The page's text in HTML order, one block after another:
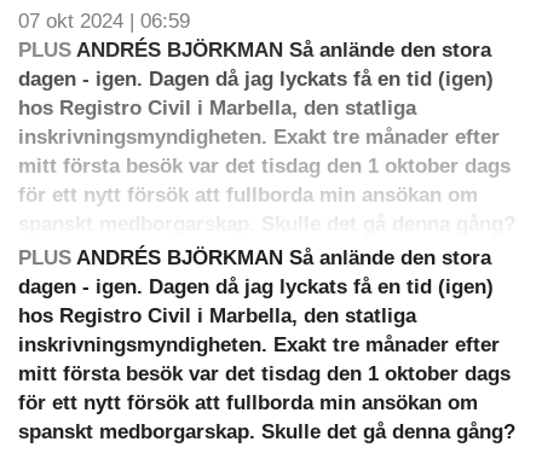
07 okt 2024 | 06:59
PLUS ANDRÉS BJÖRKMAN Så anlände den stora
dagen - igen. Dagen då jag lyckats få en tid (igen)
hos Registro Civil i Marbella, den statliga
inskrivningsmyndigheten. Exakt tre månader efter
mitt första besök var det tisdag den 1 oktober dags
för ett nytt försök att fullborda min ansökan om
spanskt medborgarskap. Skulle det gå denna gång?
PLUS ANDRÉS BJÖRKMAN Så anlände den stora
dagen - igen. Dagen då jag lyckats få en tid (igen)
hos Registro Civil i Marbella, den statliga
inskrivningsmyndigheten. Exakt tre månader efter
mitt första besök var det tisdag den 1 oktober dags
för ett nytt försök att fullborda min ansökan om
spanskt medborgarskap. Skulle det gå denna gång?